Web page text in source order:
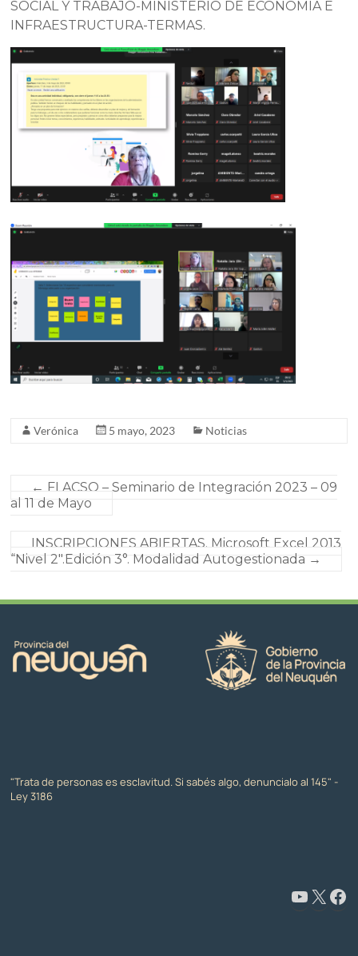
SOCIAL Y TRABAJO-MINISTERIO DE ECONOMIA E
INFRAESTRUCTURA-TERMAS.
Verónica 5 mayo, 2023 Noticias
← FLACSO – Seminario de Integración 2023 – 09
al 11 de Mayo
INSCRIPCIONES ABIERTAS. Microsoft Excel 2013
“Nivel 2″.Edición 3°. Modalidad Autogestionada →
"Trata de personas es esclavitud. Si sabés algo, denuncialo al 145" -
Ley 3186
www.youtube.com/@CapacitaciónyFormaciónNeuquén X Facebook